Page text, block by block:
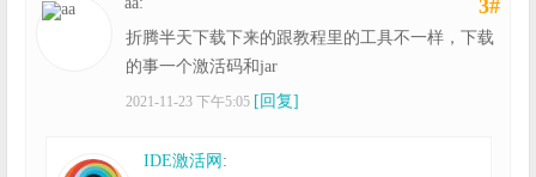
3#
折腾半天下载下来的跟教程里的工具不一样，下载
的事一个激活码和jar
2021-11-23 下午5:05 [回复]
IDE激活网 :